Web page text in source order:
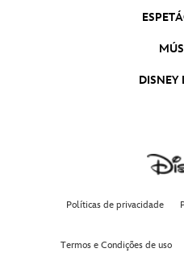
DISNEY
Políticas de privacidade
Termos e Condições de uso